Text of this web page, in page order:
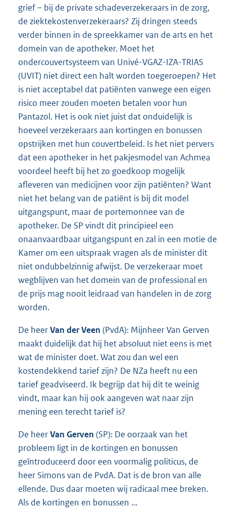
grief – bij de private schadeverzekeraars in de zorg,
de ziektekostenverzekeraars? Zij dringen steeds
verder binnen in de spreekkamer van de arts en het
domein van de apotheker. Moet het
ondercouvertsysteem van Univé-VGAZ-IZA-TRIAS
(UVIT) niet direct een halt worden toegeroepen? Het
is niet acceptabel dat patiënten vanwege een eigen
risico meer zouden moeten betalen voor hun
Pantazol. Het is ook niet juist dat onduidelijk is
hoeveel verzekeraars aan kortingen en bonussen
opstrijken met hun couvertbeleid. Is het niet pervers
dat een apotheker in het pakjesmodel van Achmea
voordeel heeft bij het zo goedkoop mogelijk
afleveren van medicijnen voor zijn patiënten? Want
niet het belang van de patiënt is bij dit model
uitgangspunt, maar de portemonnee van de
apotheker. De SP vindt dit principieel een
onaanvaardbaar uitgangspunt en zal in een motie de
Kamer om een uitspraak vragen als de minister dit
niet ondubbelzinnig afwijst. De verzekeraar moet
wegblijven van het domein van de professional en
de prijs mag nooit leidraad van handelen in de zorg
worden.
De heerVan der Veen (PvdA): Mijnheer Van Gerven
maakt duidelijk dat hij het absoluut niet eens is met
wat de minister doet. Wat zou dan wel een
kostendekkend tarief zijn? De NZa heeft nu een
tarief geadviseerd. Ik begrijp dat hij dit te weinig
vindt, maar kan hij ook aangeven wat naar zijn
mening een terecht tarief is?
De heerVan Gerven (SP): De oorzaak van het
probleem ligt in de kortingen en bonussen
geïntroduceerd door een voormalig politicus, de
heer Simons van de PvdA. Dat is de bron van alle
ellende. Dus daar moeten wij radicaal mee breken.
Als de kortingen en bonussen ...